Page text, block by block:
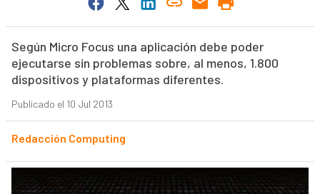
Según Micro Focus una aplicación debe poder
ejecutarse sin problemas sobre, al menos, 1.800
dispositivos y plataformas diferentes.
Publicado el 10 Jul 2013
Redacción Computing